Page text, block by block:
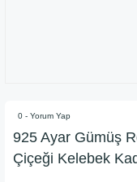
0 - Yorum Yap
925 Ayar Gümüş
Çiçeği Kelebek